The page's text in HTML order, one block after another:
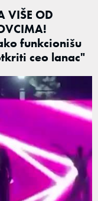
VIŠE OD
funkcionišu
ceo lanac"